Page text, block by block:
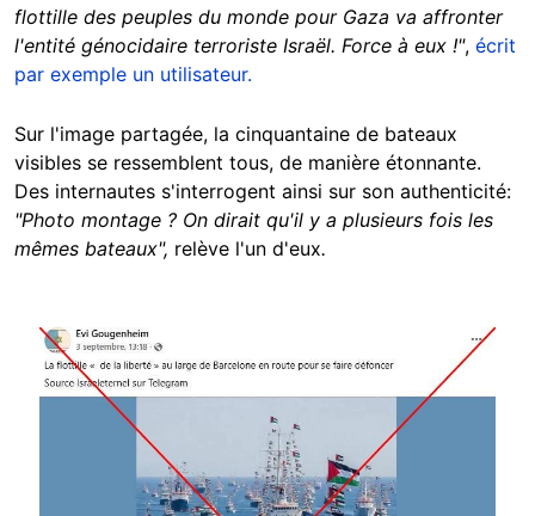
flottille des peuples du monde pour Gaza va affronter
l'entité génocidaire terroriste Israël. Force à eux !", écrit
par exemple un utilisateur.
Sur l'image partagée, la cinquantaine de bateaux
visibles se ressemblent tous, de manière étonnante.
Des internautes s'interrogent ainsi sur son authenticité:
"Photo montage ? On dirait qu'il y a plusieurs fois les
mêmes bateaux", relève l'un d'eux.
Image